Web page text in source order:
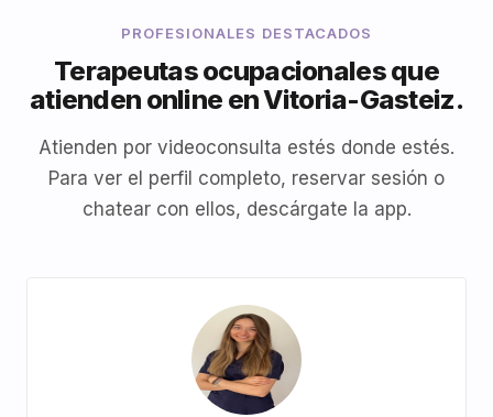
PROFESIONALES DESTACADOS
Terapeutas ocupacionales que
atienden online en Vitoria-Gasteiz.
Atienden por videoconsulta estés donde estés.
Para ver el perfil completo, reservar sesión o
chatear con ellos, descárgate la app.